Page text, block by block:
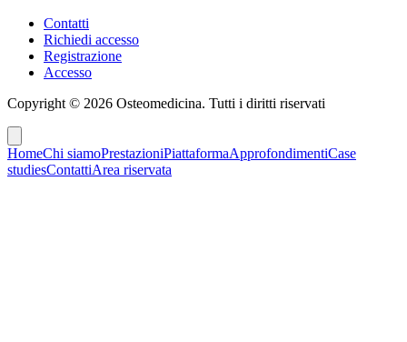
Contatti
Richiedi accesso
Registrazione
Accesso
Copyright © 2026 Osteomedicina. Tutti i diritti riservati
HomeChi siamoPrestazioniPiattaformaApprofondimentiCase
studiesContattiArea riservata